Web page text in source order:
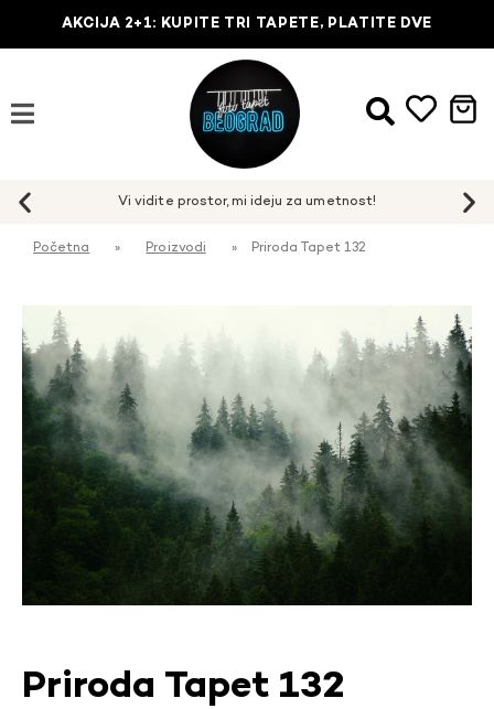
AKCIJA 2+1: KUPITE TRI TAPETE, PLATITE DVE
Početna » Proizvodi » Priroda Tapet 132
Priroda Tapet 132